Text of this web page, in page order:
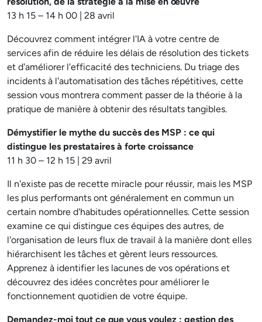
13 h 15 – 14 h 00 | 28 avril
Découvrez comment intégrer l'IA à votre centre de
services afin de réduire les délais de résolution des tickets
et d'améliorer l'efficacité des techniciens. Du triage des
incidents à l'automatisation des tâches répétitives, cette
session vous montrera comment passer de la théorie à la
pratique de manière à obtenir des résultats tangibles.
Démystifier le mythe du succès des MSP : ce qui
distingue les prestataires à forte croissance
11 h 30 – 12 h 15 | 29 avril
Il n'existe pas de recette miracle pour réussir, mais les MSP
les plus performants ont généralement en commun un
certain nombre d'habitudes opérationnelles. Cette session
examine ce qui distingue ces équipes des autres, de
l'organisation de leurs flux de travail à la manière dont elles
hiérarchisent les tâches et gèrent leurs ressources.
Apprenez à identifier les lacunes de vos opérations et
découvrez des idées concrètes pour améliorer le
fonctionnement quotidien de votre équipe.
Demandez-moi tout ce que vous voulez : gestion des